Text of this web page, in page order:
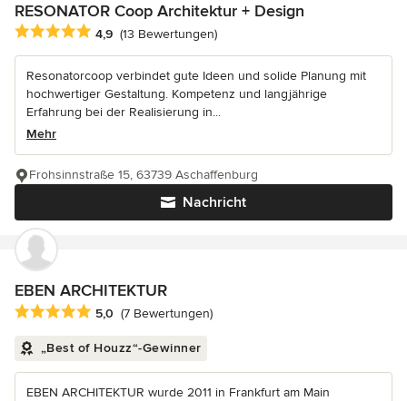
RESONATOR Coop Architektur + Design
Durchschnittliche Bewertung: 4.9 von 5 Sternen
4,9 (13 Bewertungen)
Resonatorcoop verbindet gute Ideen und solide Planung mit
hochwertiger Gestaltung. Kompetenz und langjährige
Erfahrung bei der Realisierung in...
Mehr
Nachricht
Frohsinnstraße 15, 63739 Aschaffenburg
EBEN ARCHITEKTUR
Durchschnittliche Bewertung: 5 von 5 Sternen
5,0 (7 Bewertungen)
„Best of Houzz“-Gewinner
EBEN ARCHITEKTUR wurde 2011 in Frankfurt am Main